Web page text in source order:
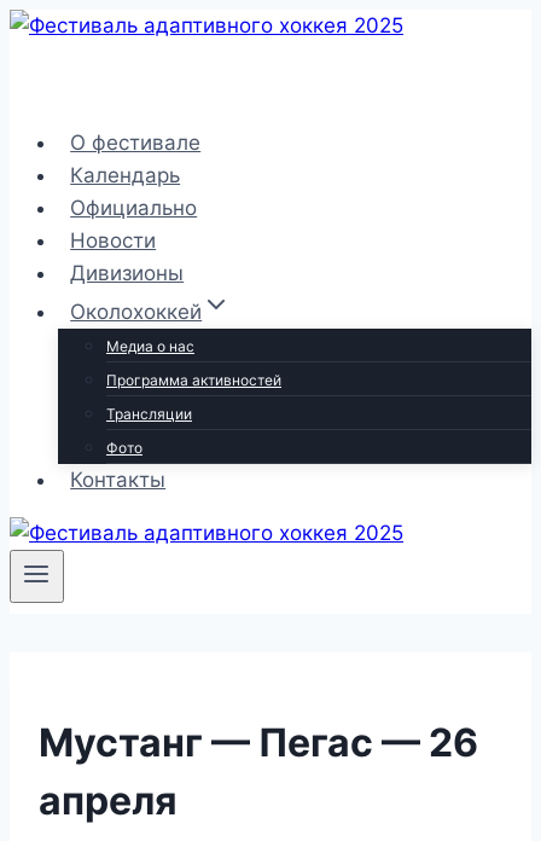
Перейти
О фестивале
Календарь
Официально
Новости
Дивизионы
Околохоккей
Медиа о нас
Программа активностей
Трансляции
Фото
Контакты
Мустанг — Пегас — 26
апреля